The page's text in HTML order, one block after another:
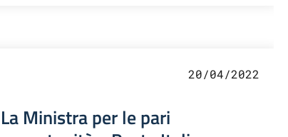
20/04/2022
La Ministra per le pari